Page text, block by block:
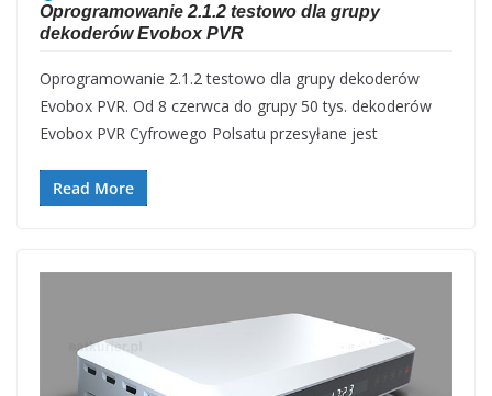
Oprogramowanie 2.1.2 testowo dla grupy
dekoderów Evobox PVR
Oprogramowanie 2.1.2 testowo dla grupy dekoderów
Evobox PVR. Od 8 czerwca do grupy 50 tys. dekoderów
Evobox PVR Cyfrowego Polsatu przesyłane jest
Read More